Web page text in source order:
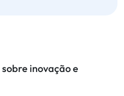
inovação e